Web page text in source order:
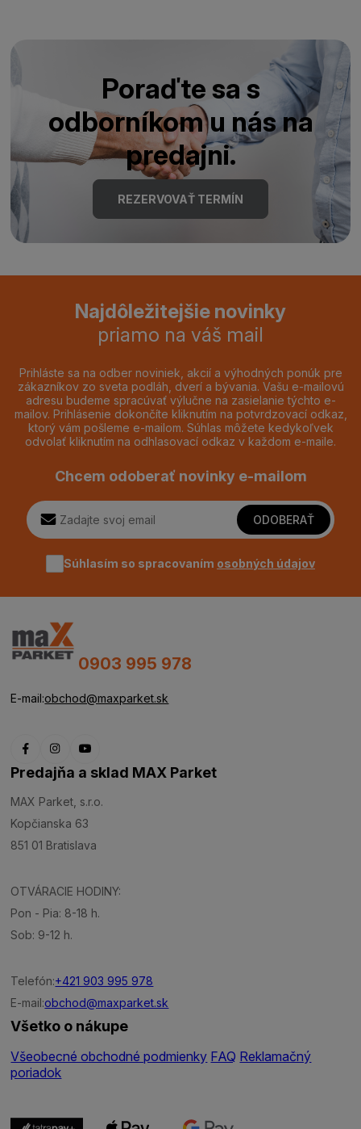
Poraďte sa s
odborníkom u nás na
predajni.
REZERVOVAŤ TERMÍN
Najdôležitejšie novinky
priamo na váš mail
Prihláste sa na odber noviniek, akcií a výhodných ponúk pre
zákazníkov zo sveta podláh, dverí a bývania. Vašu e-mailovú
adresu budeme spracúvať výlučne na zasielanie týchto e-
mailov. Prihlásenie dokončíte kliknutím na potvrdzovací odkaz,
ktorý vám pošleme e-mailom. Súhlas môžete kedykoľvek
odvolať kliknutím na odhlasovací odkaz v každom e-maile.
Chcem odoberať novinky e-mailom
ODOBERAŤ
Súhlasím so spracovaním osobných údajov
0903 995 978
E-mail:obchod@maxparket.sk
Predajňa a sklad MAX Parket
MAX Parket, s.r.o.
Kopčianska 63
851 01 Bratislava
OTVÁRACIE HODINY:
Pon - Pia: 8-18 h.
Sob: 9-12 h.
Telefón:+421 903 995 978
E-mail:obchod@maxparket.sk
Všetko o nákupe
Všeobecné obchodné podmienky FAQ Reklamačný
poriadok